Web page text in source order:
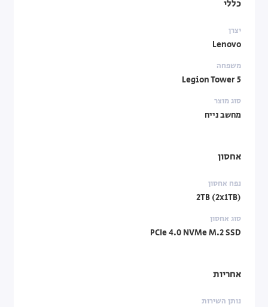
כללי
יצרן
Lenovo
משפחה
Legion Tower 5
סוג מוצר
מחשב נייח
אחסון
נפח אחסון
2TB (2x1TB)
סוג אחסון
PCIe 4.0 NVMe M.2 SSD
אחריות
נותן השירות